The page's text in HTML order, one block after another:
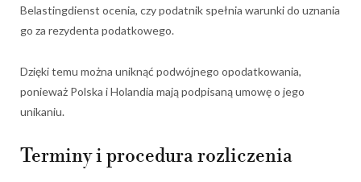
Belastingdienst ocenia, czy podatnik spełnia warunki do uznania
go za rezydenta podatkowego.
Dzięki temu można uniknąć podwójnego opodatkowania,
ponieważ Polska i Holandia mają podpisaną umowę o jego
unikaniu.
Terminy i procedura rozliczenia